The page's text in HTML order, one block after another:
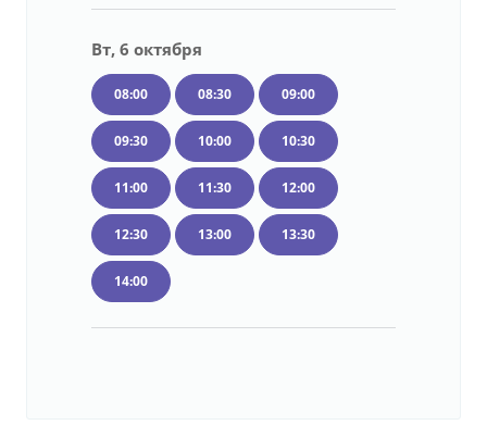
Вт, 6 октября
08:00 08:30 09:00
09:30 10:00 10:30
11:00 11:30 12:00
12:30 13:00 13:30
14:00